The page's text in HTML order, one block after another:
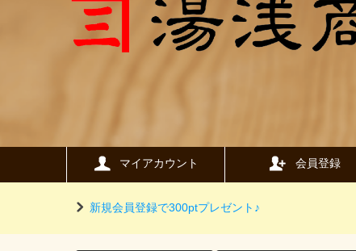
マイアカウント 会員登録
新規会員登録で300ptプレゼント♪